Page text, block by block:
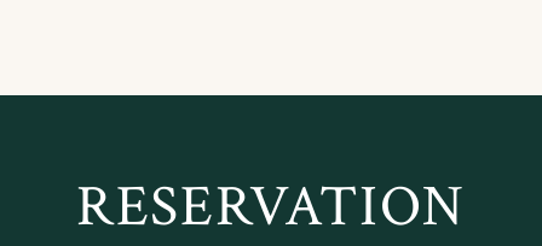
RESERVATION